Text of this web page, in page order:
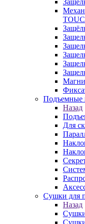
Подъемные
Назад
Для
Сушки для
Назад